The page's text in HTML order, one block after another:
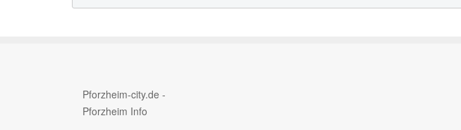
Pforzheim-city.de -
Pforzheim Info